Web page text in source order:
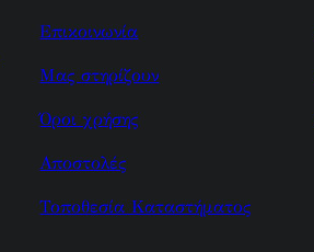
Επικοινωνία
Μας στηρίζουν
Όροι χρήσης
Αποστολές
Τοποθεσία Καταστήματος